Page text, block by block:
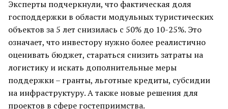
Эксперты подчеркнули, что фактическая доля
господдержки в области модульных туристических
объектов за 5 лет снизилась с 50% до 10-25%. Это
означает, что инвестору нужно более реалистично
оценивать бюджет, стараться снизить затраты на
логистику и искать дополнительные меры
поддержки – гранты, льготные кредиты, субсидии
на инфраструктуру. А также новые решения для
проектов в сфере гостеприимства.